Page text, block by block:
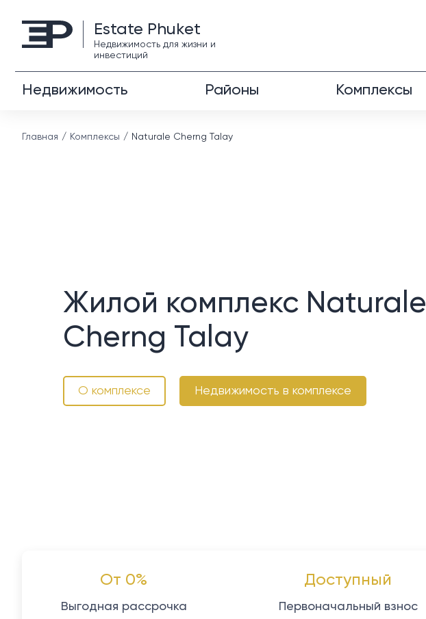
Estate Phuket
Недвижимость для жизни и
инвестиций
Недвижимость Районы Комплексы
Главная Комплексы Naturale Cherng Talay
Жилой комплекс Naturale
Cherng Talay
О комплексе Недвижимость в комплексе
От 0%
Выгодная рассрочка
Доступный
Первоначальный взнос